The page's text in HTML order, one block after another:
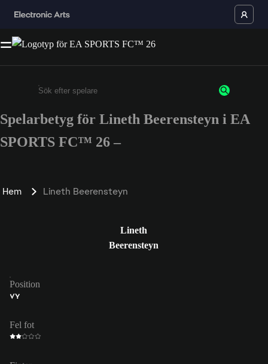
Ange minst 3 tecken eller siffror
Spelarbetyg för Lineth Beerensteyn i EA
SPORTS FC™ 26 –
Hem Lineth Beerensteyn
Lineth
Beerensteyn
Position
VY
Fel fot